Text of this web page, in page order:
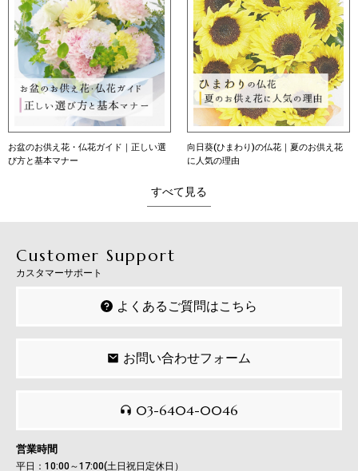
お盆のお供え花・仏花ガイド｜正しい選
び方と基本マナー
向日葵(ひまわり)の仏花｜夏のお供え花
に人気の理由
すべて見る
Customer Support
カスタマーサポート
よくあるご質問はこちら
お問い合わせフォーム
03-6404-0046
営業時間
平日：10:00～17:00(土日祝日定休日）